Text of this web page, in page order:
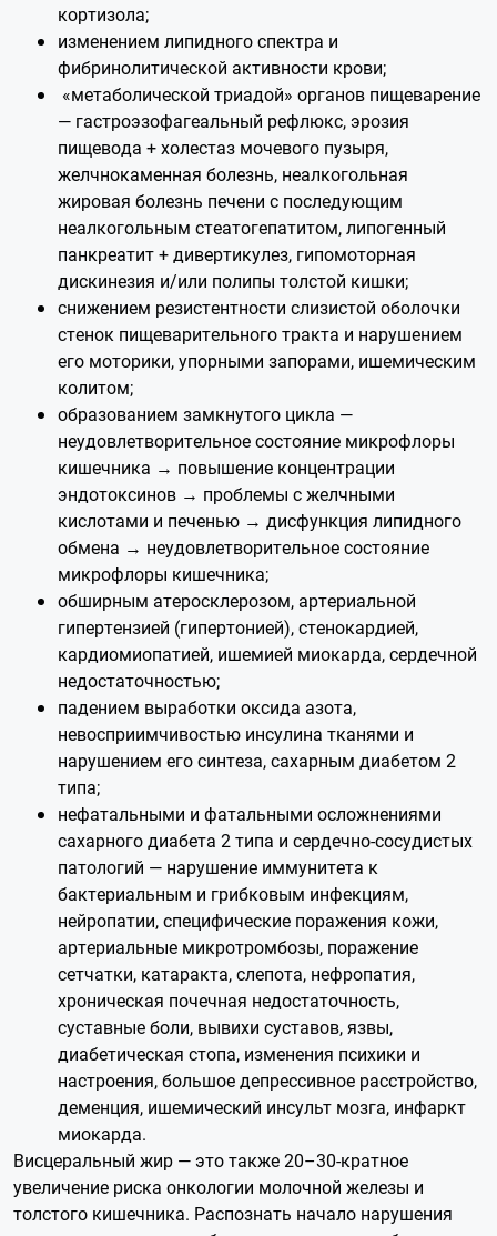
кортизола;
изменением липидного спектра и
фибринолитической активности крови;
«метаболической триадой» органов пищеварение
— гастроэзофагеальный рефлюкс, эрозия
пищевода + холестаз мочевого пузыря,
желчнокаменная болезнь, неалкогольная
жировая болезнь печени с последующим
неалкогольным стеатогепатитом, липогенный
панкреатит + дивертикулез, гипомоторная
дискинезия и/или полипы толстой кишки;
снижением резистентности слизистой оболочки
стенок пищеварительного тракта и нарушением
его моторики, упорными запорами, ишемическим
колитом;
образованием замкнутого цикла —
неудовлетворительное состояние микрофлоры
кишечника → повышение концентрации
эндотоксинов → проблемы с желчными
кислотами и печенью → дисфункция липидного
обмена → неудовлетворительное состояние
микрофлоры кишечника;
обширным атеросклерозом, артериальной
гипертензией (гипертонией), стенокардией,
кардиомиопатией, ишемией миокарда, сердечной
недостаточностью;
падением выработки оксида азота,
невосприимчивостью инсулина тканями и
нарушением его синтеза, сахарным диабетом 2
типа;
нефатальными и фатальными осложнениями
сахарного диабета 2 типа и сердечно-сосудистых
патологий — нарушение иммунитета к
бактериальным и грибковым инфекциям,
нейропатии, специфические поражения кожи,
артериальные микротромбозы, поражение
сетчатки, катаракта, слепота, нефропатия,
хроническая почечная недостаточность,
суставные боли, вывихи суставов, язвы,
диабетическая стопа, изменения психики и
настроения, большое депрессивное расстройство,
деменция, ишемический инсульт мозга, инфаркт
миокарда.
Висцеральный жир — это также 20–30-кратное
увеличение риска онкологии молочной железы и
толстого кишечника. Распознать начало нарушения